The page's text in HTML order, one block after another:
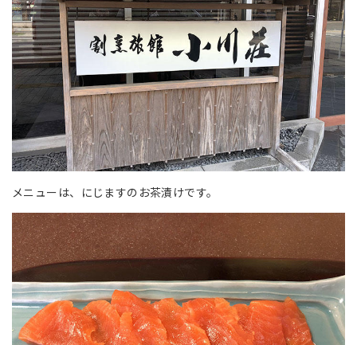
メニューは、にじますのお茶漬けです。